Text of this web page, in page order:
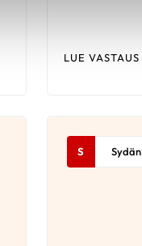
LUE VASTAUS
S